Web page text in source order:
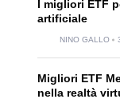
I migliori ETF
artificiale
NINO GALLO
Migliori ETF
nella realtà